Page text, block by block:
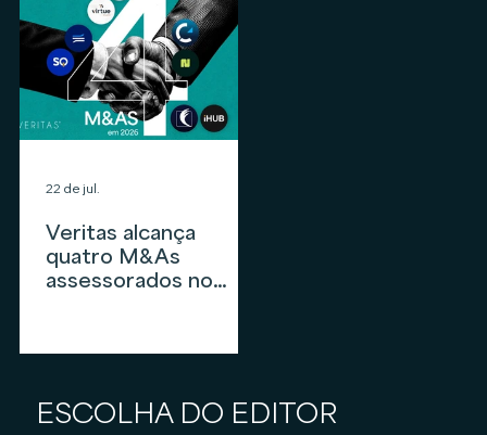
Veritas alcança
quatro M&As
assessorados no
investimentos em
22 de jul.
ESCOLHA DO EDITOR